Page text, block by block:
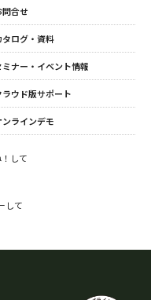
問合せ
タログ・資料
ミナー・イベント情報
ラウド版サポート
ンラインデモ
して
して